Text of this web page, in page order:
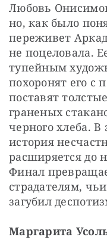
Любовь
но, как было
переживет
не поцеловала.
тупейным
похоронят его с
поставят
граненых
черного хлеба. В
история
расширяется до
Финал
страдателям,
загубил
Маргарита